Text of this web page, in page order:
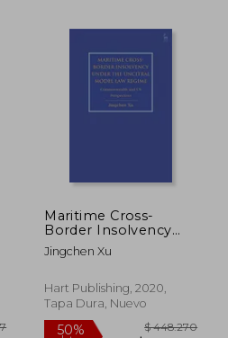
50%
dcto.
Maritime Cross-
Border Insolvency
Under the Uncitral
Model law Regime:
us Perspectives (en
Inglés)
Jingchen Xu
Hart Publishing, 2020,
Tapa Dura, Nuevo